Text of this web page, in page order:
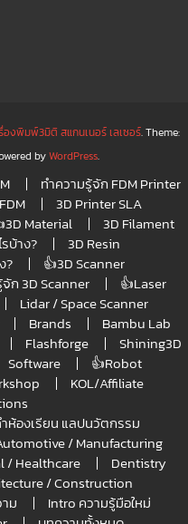
องพิมพ์3มิติ สแกนเนอร์ เลเซอร์. Theme:
byWordPress.
ทำความรู้จัก FDM Printer
3D Printer SLA
Material
3D Filament
บ้าง?
3D Resin
?
👍3D Scanner
ก 3D Scanner
👍Laser
Lidar / Space Scanner
Brands
Bambu Lab
Flashforge
Shining3D
Software
👍Robot
KOL/Affiliate
ำห้องเรียน แลปนวัตกรรม
/ Manufacturing
/ Healthcare
Dentistry
/ Construction
ม
Intro ความรู้มือใหม่